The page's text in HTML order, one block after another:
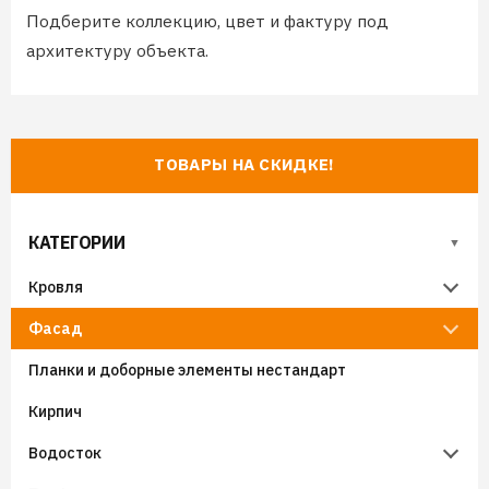
ТОВАРЫ НА СКИДКЕ!
КАТЕГОРИИ
Кровля
Металлочерепица
Металлочерепица Супермонтеррей
Металлочерепица Панорама
Модульная металлочерепица Венеция
Гибкая черепица
Гибкая черепица (мягкая кровля) SHINGLAS
Гибкая черепица Docke
Фальцевая кровля
Черепица Ондулин
Фасад
Металлический сайдинг
Виниловый сайдинг
Виниловый сайдинг Grand Line
Фиброцементный сайдинг
Планки и доборные элементы нестандарт
Кирпич
Водосток
Подберите коллекцию, цвет и фактуру под
архитектуру объекта.